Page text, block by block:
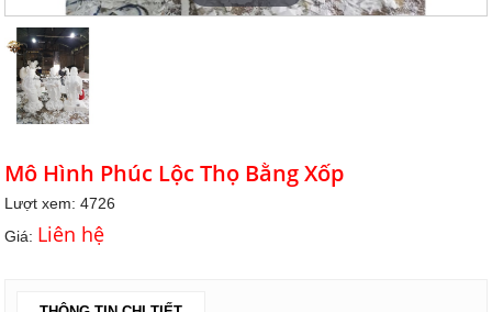
Mô Hình Phúc Lộc Thọ Bằng Xốp
Lượt xem: 4726
Giá: Liên hệ